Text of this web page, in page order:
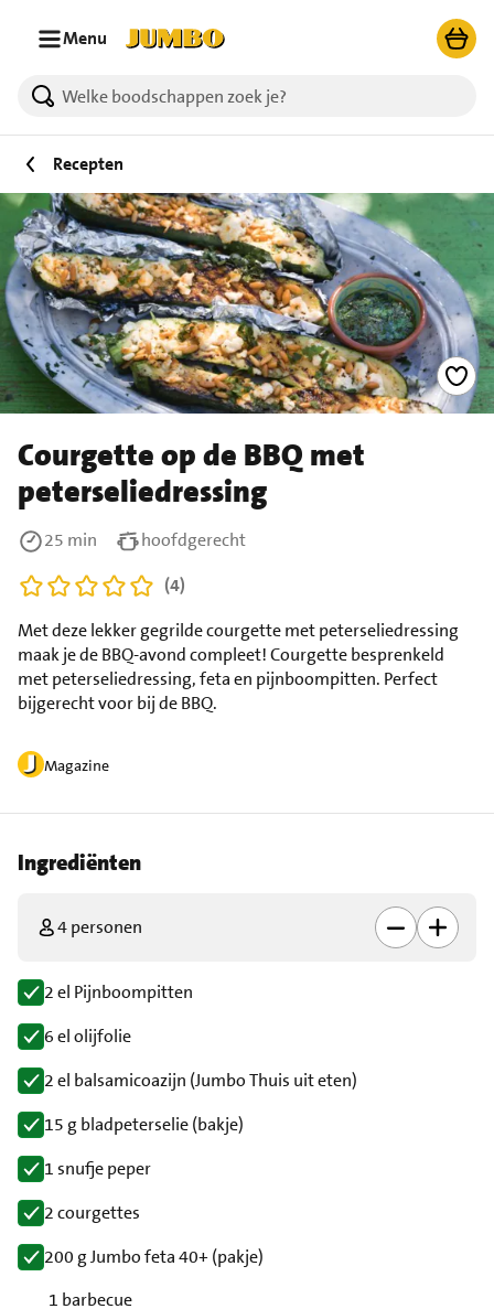
Menu
Recepten
Courgette op de BBQ met
peterseliedressing
Magazine
Met deze lekker gegrilde courgette met peterseliedressing
maak je de BBQ-avond compleet! Courgette besprenkeld
met peterseliedressing, feta en pijnboompitten. Perfect
bijgerecht voor bij de BBQ.
25 min
hoofdgerecht
(4)
Ingrediënten
4 personen
2 el Pijnboompitten
6 el olijfolie
2 el balsamicoazijn (Jumbo Thuis uit eten)
15 g bladpeterselie (bakje)
1 snufje peper
2 courgettes
200 g Jumbo feta 40+ (pakje)
1 barbecue